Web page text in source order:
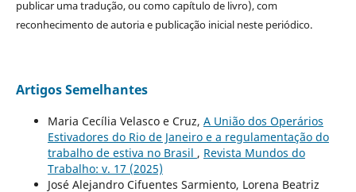
publicar uma tradução, ou como capítulo de livro), com
reconhecimento de autoria e publicação inicial neste periódico.
Artigos Semelhantes
Maria Cecília Velasco e Cruz, A União dos Operários
Estivadores do Rio de Janeiro e a regulamentação do
trabalho de estiva no Brasil , Revista Mundos do
Trabalho: v. 17 (2025)
José Alejandro Cifuentes Sarmiento, Lorena Beatriz